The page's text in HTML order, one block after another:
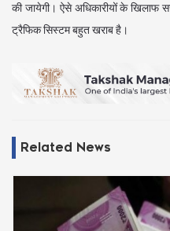
की जायेगी। ऐसे अधिकारीयों के खिलाफ
ट्रैफिक सिस्टम बहुत खराब है।
Related News